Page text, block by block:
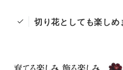
切り花としても楽しめ